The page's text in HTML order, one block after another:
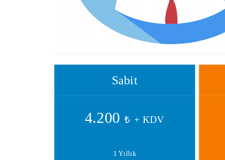
Sabit
4.200 ₺ + KDV
1 Yıllık